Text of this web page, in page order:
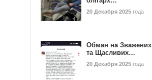
20 Декабря 2025 года
Обман на Зважених
та Щасливих…
20 Декабря 2025 года